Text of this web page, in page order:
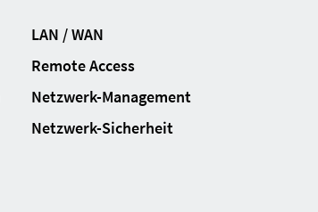
LAN / WAN
Remote Access
Netzwerk-Management
Netzwerk-Sicherheit